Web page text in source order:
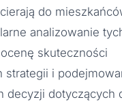
do
analizowanie
skuteczności
strategii i
decyzji dotyczących